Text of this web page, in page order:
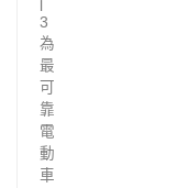
3
為
最
可
靠
電
動
車